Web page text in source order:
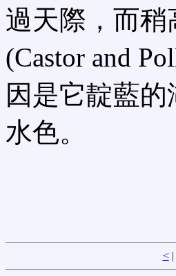
過天際，而
(Castor and
因是它靛藍
水色。
<|